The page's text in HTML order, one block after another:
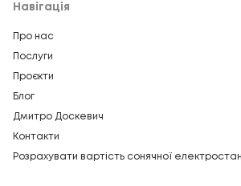
Навігація
Про нас
Послуги
Проєкти
Блог
Дмитро Доскевич
Контакти
Розрахувати вартість сонячної